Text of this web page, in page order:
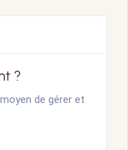
?
de gérer et